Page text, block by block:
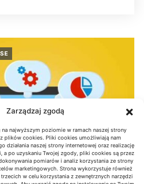
Zarządzaj zgodą
na najwyższym poziomie w ramach naszej strony
plików cookies. Pliki cookies umożliwiają nam
działania naszej strony internetowej oraz realizację
a po uzyskaniu Twojej zgody, pliki cookies są przez
pomiarów i analiz korzystania ze strony
marketingowych. Strona wykorzystuje również
w celu korzystania z zewnętrznych narzędzi